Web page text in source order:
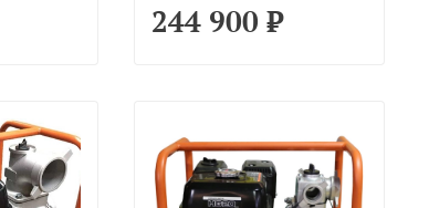
244 900 ₽